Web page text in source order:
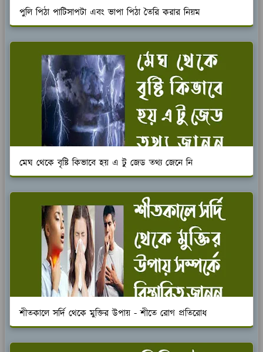
পুলি পিঠা পাটিসাপটা এবং ভাপা পিঠা তৈরি করার নিয়ম
মেঘ থেকে বৃষ্টি কিভাবে হয় এ টু জেড তথ্য জেনে নি
শীতকালে সর্দি থেকে মুক্তির উপায় - শীতে রোগ প্রতিরোধ